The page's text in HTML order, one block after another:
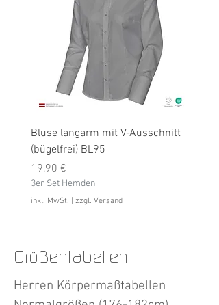
Bluse langarm mit V-Ausschnitt
(bügelfrei) BL95
Preis
19,90 €
3er Set Hemden
inkl. MwSt. zzgl. Versand
Größentabellen
Herren Körpermaßtabellen